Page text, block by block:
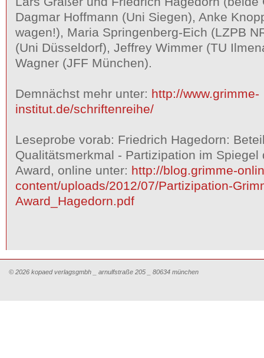
Dagmar Hoffmann (Uni Siegen), Anke
wagen!), Maria Springenberg-Eich (LZPB
(Uni Düsseldorf), Jeffrey Wimmer (TU
Wagner (JFF München).
Demnächst mehr unter: http://www.grimme-
institut.de/schriftenreihe/
Leseprobe vorab: Friedrich Hagedorn:
Qualitätsmerkmal - Partizipation im Spiegel
Award, online unter: http://blog.grimme-
content/uploads/2012/07/Partizipation-
Award_Hagedorn.pdf
© 2026 kopaed verlagsgmbh _ arnulfstraße 205 _ 80634 münchen